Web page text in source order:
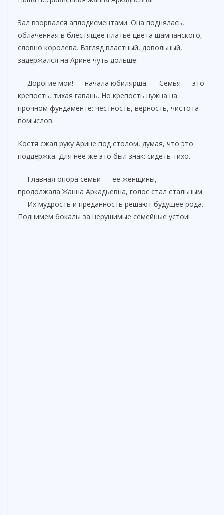
Зал взорвался аплодисментами. Она поднялась,
облачённая в блестящее платье цвета шампанского,
словно королева. Взгляд властный, довольный,
задержался на Арине чуть дольше.
— Дорогие мои! — начала юбилярша. — Семья — это
крепость, тихая гавань. Но крепость нужна на
прочном фундаменте: честность, верность, чистота
помыслов.
Костя сжал руку Арине под столом, думая, что это
поддержка. Для неё же это был знак: сидеть тихо.
— Главная опора семьи — её женщины, —
продолжала Жанна Аркадьевна, голос стал стальным.
— Их мудрость и преданность решают будущее рода.
Поднимем бокалы за нерушимые семейные устои!